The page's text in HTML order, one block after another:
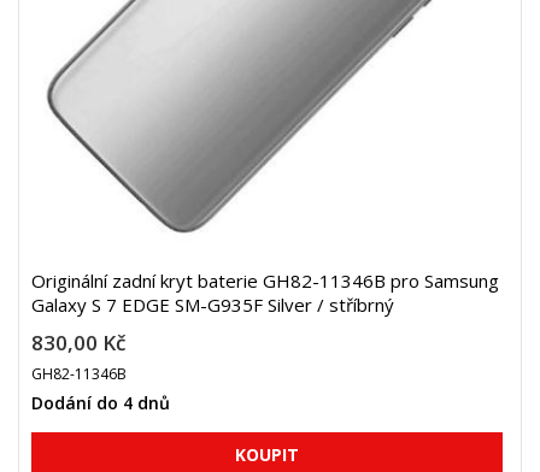
Originální zadní kryt baterie GH82-11346B pro Samsung
Galaxy S 7 EDGE SM-G935F Silver / stříbrný
830,00 Kč
GH82-11346B
Dodání do 4 dnů